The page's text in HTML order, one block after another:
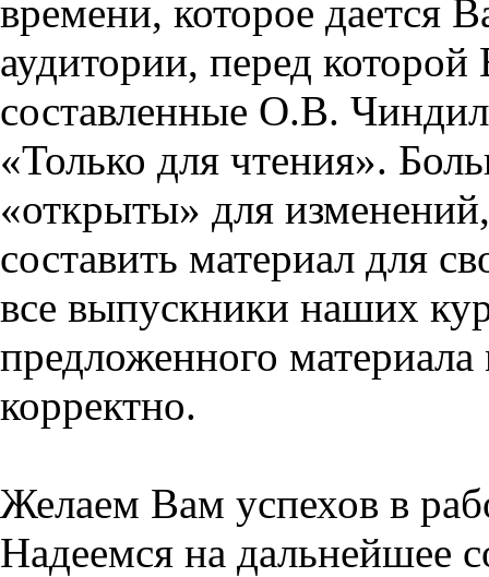
времени, которое дается
аудитории, перед
составленные О.В.
«Только для чтения».
«открыты» для
составить материал для
все выпускники наших
предложенного
корректно.
Желаем Вам успехов в
Надеемся на дальнейшее